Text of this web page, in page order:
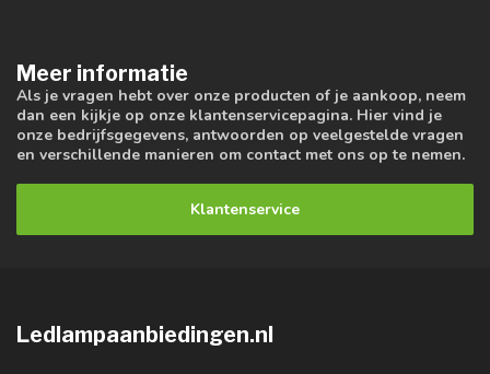
Meer informatie
Als je vragen hebt over onze producten of je aankoop, neem
dan een kijkje op onze klantenservicepagina. Hier vind je
onze bedrijfsgegevens, antwoorden op veelgestelde vragen
en verschillende manieren om contact met ons op te nemen.
Klantenservice
Ledlampaanbiedingen.nl